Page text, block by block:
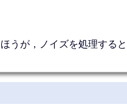
うが，ノイズを処理すると